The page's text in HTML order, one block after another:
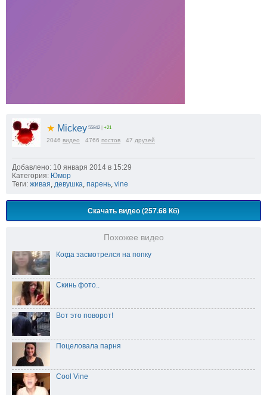
★ Mickey 55842 +21
2046 видео 4766 постов 47 друзей
Добавлено: 10 января 2014 в 15:29
Категория: Юмор
Теги: живая, девушка, парень, vine
Скачать видео (257.68 Кб)
Похожее видео
Когда засмотрелся на попку
Скинь фото..
Вот это поворот!
Поцеловала парня
Cool Vine